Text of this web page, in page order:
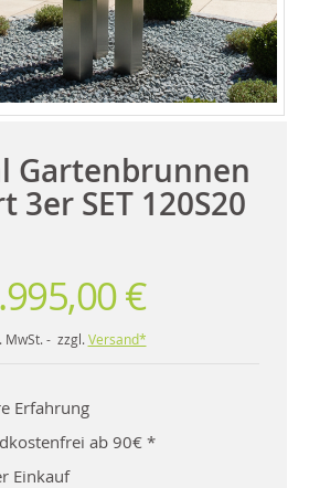
Gartenbrunnen
3er SET 120S20
€
MwSt. - zzgl. Versand*
Erfahrung
ab 90€ *
Einkauf